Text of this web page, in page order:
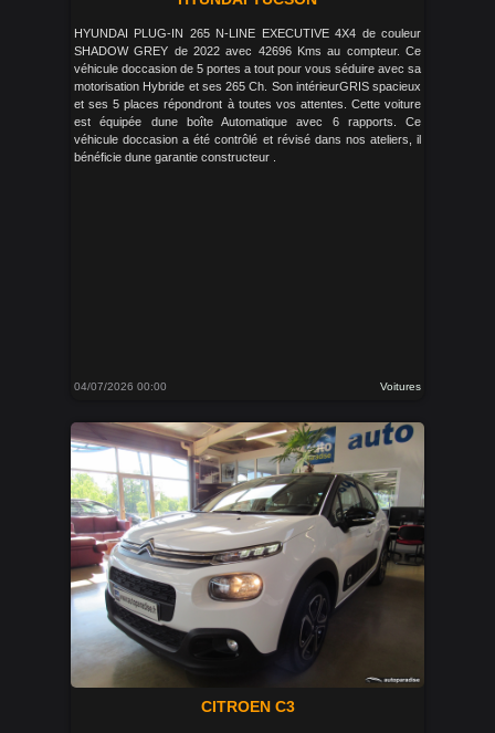
HYUNDAI PLUG-IN 265 N-LINE EXECUTIVE 4X4 de couleur
SHADOW GREY de 2022 avec 42696 Kms au compteur. Ce
véhicule doccasion de 5 portes a tout pour vous séduire avec sa
motorisation Hybride et ses 265 Ch. Son intérieurGRIS spacieux
et ses 5 places répondront à toutes vos attentes. Cette voiture
est équipée dune boîte Automatique avec 6 rapports. Ce
véhicule doccasion a été contrôlé et révisé dans nos ateliers, il
bénéficie dune garantie constructeur .
04/07/2026 00:00 Voitures
CITROEN C3